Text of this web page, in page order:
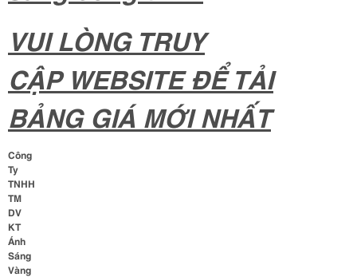
VUI LÒNG TRUY
CẬP WEBSITE ĐỂ TẢI
BẢNG GIÁ MỚI NHẤT
Công
Ty
TNHH
TM
DV
KT
Ánh
Sáng
Vàng